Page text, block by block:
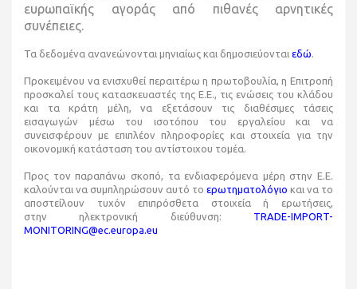
ευρωπαϊκής αγοράς από πιθανές αρνητικές
συνέπειες.
Τα δεδομένα ανανεώνονται μηνιαίως και δημοσιεύονται εδώ.
Προκειμένου να ενισχυθεί περαιτέρω η πρωτοβουλία, η Επιτροπή
προσκαλεί τους κατασκευαστές της Ε.Ε., τις ενώσεις του κλάδου
και τα κράτη μέλη, να εξετάσουν τις διαθέσιμες τάσεις
εισαγωγών μέσω του ισοτόπου του εργαλείου και να
συνεισφέρουν με επιπλέον πληροφορίες και στοιχεία για την
οικονομική κατάσταση του αντίστοιχου τομέα.
Προς τον παραπάνω σκοπό, τα ενδιαφερόμενα μέρη στην Ε.Ε.
καλούνται να συμπληρώσουν αυτό το ερωτηματολόγιο και να το
αποστείλουν τυχόν επιπρόσθετα στοιχεία ή ερωτήσεις,
στην ηλεκτρονική διεύθυνση: TRADE-IMPORT-
MONITORING@ec.europa.eu